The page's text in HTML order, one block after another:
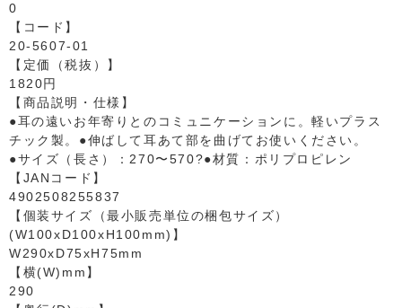
0
【コード】
20-5607-01
【定価（税抜）】
1820円
【商品説明・仕様】
●耳の遠いお年寄りとのコミュニケーションに。軽いプラス
チック製。●伸ばして耳あて部を曲げてお使いください。
●サイズ（長さ）：270〜570?●材質：ポリプロピレン
【JANコード】
4902508255837
【個装サイズ（最小販売単位の梱包サイズ）
(W100xD100xH100mm)】
W290xD75xH75mm
【横(W)mm】
290